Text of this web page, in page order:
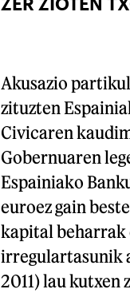
Akusazio
zituzten
Civicaren
Gobernuaren
Espainiako
euroez gain
kapital beharrak
irregulartasunik
2011) lau